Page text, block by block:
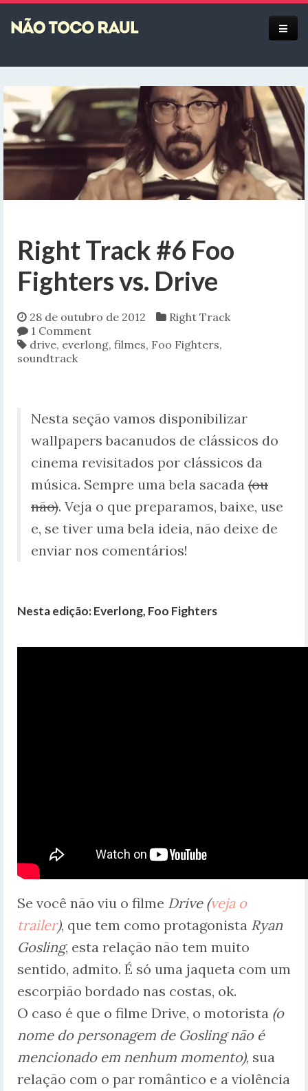
Equipe
Right Track #6 Foo
Fighters vs. Drive
28 de outubro de 2012
Right Track
1 Comment
drive, everlong, filmes, Foo Fighters,
soundtrack
Nesta seção vamos disponibilizar
wallpapers bacanudos de clássicos do
cinema revisitados por clássicos da
música. Sempre uma bela sacada (ou
não). Veja o que preparamos, baixe, use
e, se tiver uma bela ideia, não deixe de
enviar nos comentários!
Nesta edição: Everlong, Foo Fighters
Se você não viu o filme Drive (veja o
trailer), que tem como protagonista Ryan
Gosling, esta relação não tem muito
sentido, admito. É só uma jaqueta com um
escorpião bordado nas costas, ok.
O caso é que o filme Drive, o motorista (o
nome do personagem de Gosling não é
mencionado em nenhum momento), sua
relação com o par romântico e a violência